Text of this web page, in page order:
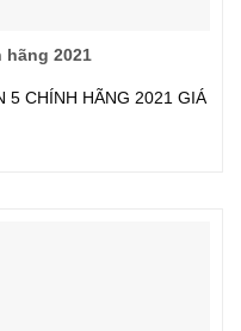
hãng 2021
5 CHÍNH HÃNG 2021 GIÁ